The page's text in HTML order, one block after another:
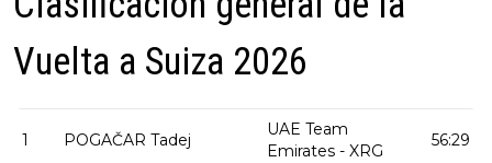
Vuelta a Suiza 2026
1 POGAČAR Tadej
UAE Team
Emirates - XRG
56:29